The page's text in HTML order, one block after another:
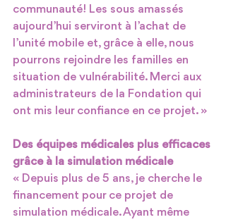
communauté! Les sous amassés
aujourd’hui serviront à l’achat de
l’unité mobile et, grâce à elle, nous
pourrons rejoindre les familles en
situation de vulnérabilité. Merci aux
administrateurs de la Fondation qui
ont mis leur confiance en ce projet. »
Des équipes médicales plus efficaces
grâce à la simulation médicale
« Depuis plus de 5 ans, je cherche le
financement pour ce projet de
simulation médicale. Ayant même